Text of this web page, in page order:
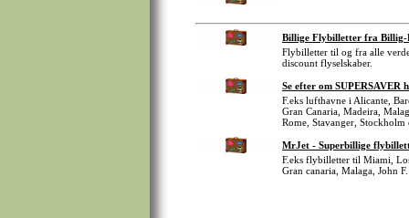
Billige Flybilletter fra
Flybilletter til og fra alle
discount flyselskaber.
Se efter om SUPERSAVER
F.eks lufthavne i Alicante,
Gran Canaria, Madeira,
Rome, Stavanger, Stockholm
MrJet - Superbillige
F.eks flybilletter til Miami,
Gran canaria, Malaga, John